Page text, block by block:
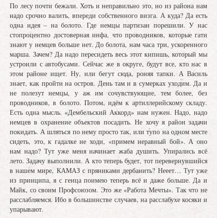
По лесу почти бежали. Хоть и неправильно это, но из района нам
надо срочно валить, впереди собственного визга. А куда? Да есть
одна идея – на болото. Где немцы партизан порешили. У нас
стопроцентно достоверная инфа, что проводников, которые гати
знают у немцев больше нет. До болота, нам часа три, ускоренного
марша. Зачем? Да надо пересидеть весь этот кипишь, который мы
устроили с автобусами. Сейчас же в округе, будут все, кто нас в
этом районе ищет. Ну, или бегут сюда, роняя тапки. А Василь
знает, как пройти на остров. День там и в сумерках уходим. Да и
не полезут немцы, у аж им сочувствующие, тем более, без
проводников, в болото. Потом, идём к артиллерийскому складу.
Есть одна мысль. «Дембельский Аккорд» нам нужен. Надо, надо
немцев в охранение объектов посадить. Не хочу я район задачи
покидать. А шляться по нему просто так, или тупо на одном месте
сидеть, это, к гадалке не ходи, «примем неравный бой». А оно
нам надо? Тут уже меня начинает жаба душить. Упирались всё
лето. Задачу выполнили. А кто теперь будет, тот перевернувшийся
в нашем мире, КАМАЗ с пряниками дербанить? Нееет… Тут уже
из принципа, я с генца поимею теперь всё и даже больше. Да и
Майк, со своим Профсоюзом. Это же «Работа Мечты». Так что не
расслабляемся. Ибо в большинстве случаев, на расслабухе косяки и
упарывают.